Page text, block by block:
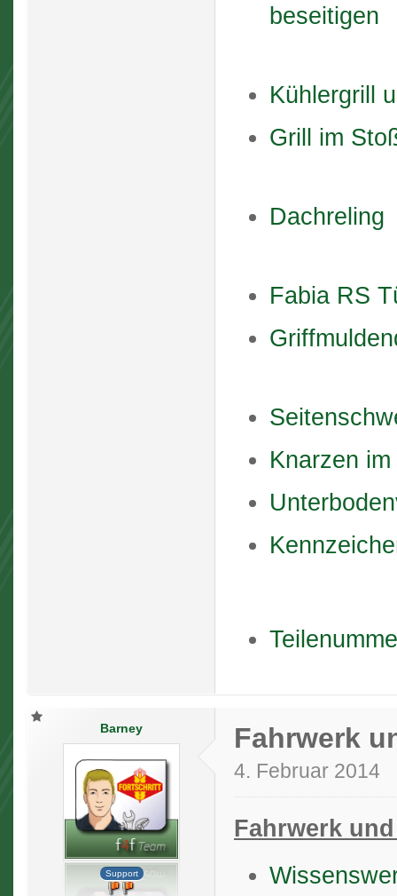
beseitigen
Kühlergrill
Grill im
Dachreling
Fabia RS
Knarzen
Barney
Support
Fahrwerk
4. Februar 2014
Fahrwerk